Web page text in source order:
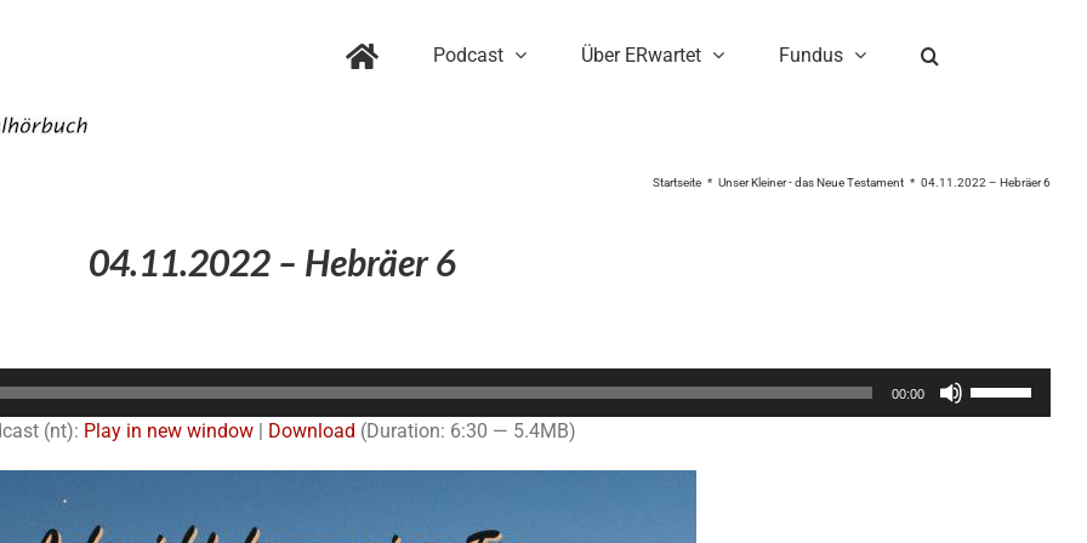
Podcast Über ERwartet Fundus
Startseite Unser Kleiner - das Neue Testament 04.11.2022 – Hebräer 6
04.11.2022 – Hebräer 6
00:00
(nt): Play in new window| Download (Duration: 6:30 — 5.4MB)